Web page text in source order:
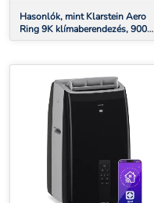
Hasonlók, mint Klarstein Aero
Ring 9K klímaberendezés, 9000
BTU, mobil és okos, max. 31 m²